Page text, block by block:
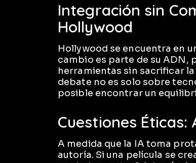
Integración sin
Hollywood
Hollywood se encuentra en
cambio es parte de su ADN,
herramientas sin sacrificar
debate no es solo sobre
posible encontrar un
Cuestiones
A medida que la IA toma
autoría. Si una película se